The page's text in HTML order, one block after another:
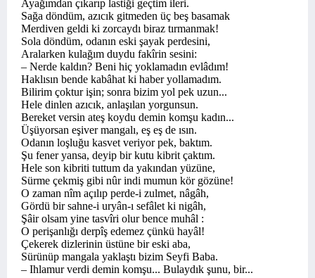
Ayağımdan çıkarıp lastiği geçtim ileri.
Sağa döndüm, azıcık gitmeden üç beş basamak
Merdiven geldi ki zorcaydı biraz tırmanmak!
Sola döndüm, odanın eski şayak perdesini,
Aralarken kulağım duydu fakîrin sesini:
– Nerde kaldın? Beni hiç yoklamadın evlâdım!
Haklısın bende kabâhat ki haber yollamadım.
Bilirim çoktur işin; sonra bizim yol pek uzun...
Hele dinlen azıcık, anlaşılan yorgunsun.
Bereket versin ateş koydu demin komşu kadın...
Üşüyorsan eşiver mangalı, eş eş de ısın.
Odanın loşluğu kasvet veriyor pek, baktım.
Şu fener yansa, deyip bir kutu kibrit çaktım.
Hele son kibriti tuttum da yakından yüzüne,
Sürme çekmiş gibi nûr indi mumun kör gözüne!
O zaman nîm açılıp perde-i zulmet, nâgâh,
Gördü bir sahne-i uryân-ı sefâlet ki nigâh,
Şâir olsam yine tasvîri olur bence muhâl :
O perişanlığı derpîş edemez çünkü hayâl!
Çekerek dizlerinin üstüne bir eski aba,
Sürünüp mangala yaklaştı bizim Seyfi Baba.
– Ihlamur verdi demin komşu... Bulaydık şunu, bir...